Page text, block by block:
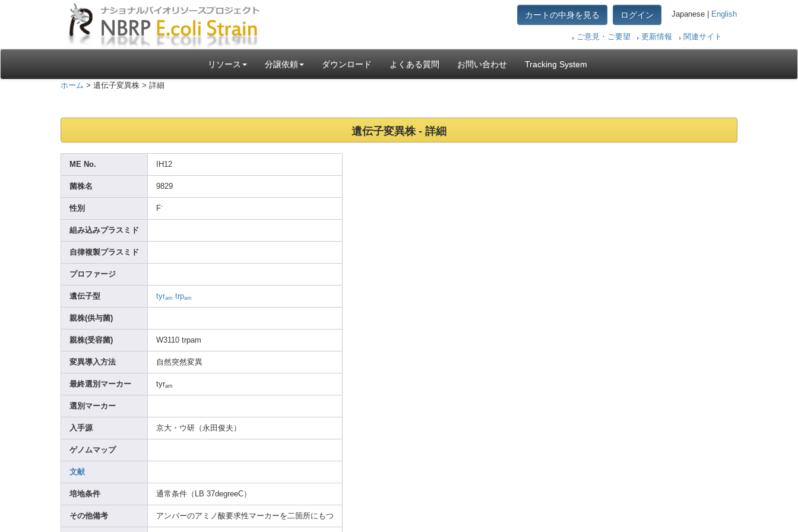
カートの中身を見る ログイン Japanese | English
ご意見・ご要望 更新情報 関連サイト
リソース 分譲依頼 ダウンロード よくある質問 お問い合わせ Tracking System
ホーム > 遺伝子変異株 > 詳細
遺伝子変異株 - 詳細
ME No. IH12
菌株名 9829
性別 F-
組み込みプラスミド
自律複製プラスミド
プロファージ
遺伝子型 tyram trpam
親株(供与菌)
親株(受容菌) W3110 trpam
変異導入方法 自然突然変異
最終選別マーカー tyram
選別マーカー
入手源 京大・ウ研（永田俊夫）
ゲノムマップ
文献
培地条件 通常条件（LB 37degreeC）
その他備考 アンバーのアミノ酸要求性マーカーを二箇所にもつ